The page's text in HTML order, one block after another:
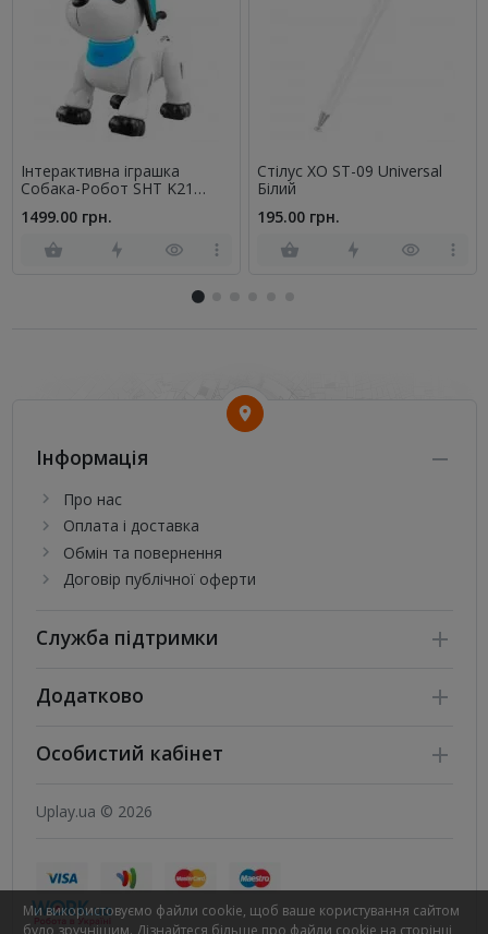
Інтерактивна іграшка
Собака-Робот SHT K21
1499.00 грн.
Стілус XO ST-09 Universal
Білий
195.00 грн.
Інформація
Про нас
Оплата і доставка
Обмін та повернення
Договір публічної оферти
Служба підтримки
Додатково
Особистий кабінет
Uplay.ua © 2026
Ми використовуємо файли cookie, щоб ваше користування сайтом
було зручнішим. Дізнайтеся більше про файли cookie на сторінці